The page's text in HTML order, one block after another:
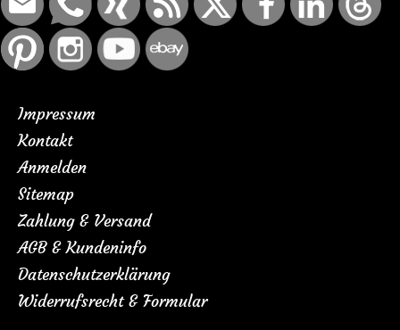
Impressum
Kontakt
Anmelden
Sitemap
Zahlung & Versand
AGB & Kundeninfo
Datenschutzerklärung
Widerrufsrecht & Formular